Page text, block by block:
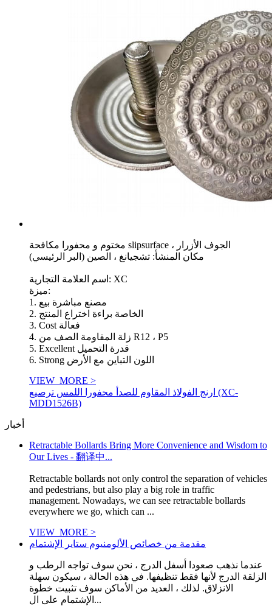
مختوم و محفورا مكافحة slipsurface ، الجوف الأزرار
مكان المنشأ: تشجيانغ ، الصين (البر الرئيسي)
اسم العلامة التجارية: XC
ميزة:
1. مصنع مباشرة بيع
2. الخاصة براءة اختراع المنتج
3. Cost فعالة
4. زلة المقاومة الصف من R12 ، P5
5. Excellent قدرة التحميل
6. Strong اللون التباين مع الأرض
VIEW_MORE >
ارنج الفولاذ المقاوم للصدأ محفورا اللمس ترصيع (XC-
MDD1526B)
أخبار
Retractable Bollards Bring More Convenience and Wisdom to
Our Lives - 翻译中...
Retractable bollards not only control the separation of vehicles
and pedestrians, but also play a big role in traffic
management. Nowadays, we can see retractable bollards
everywhere we go, which can ...
VIEW_MORE >
مقدمة من خصائص الألومنيوم ستاير الإشتمام
عندما نذهب صعودا أسفل الدرج ، نحن سوف تواجه الرطب و
الزلقة الدرج لأنها فقط تنظيفها. في هذه الحالة ، سيكون سهلة
الانزلاق. لذلك ، العديد من الأماكن سوف تثبيت خطوة
الإشتمام على ال...